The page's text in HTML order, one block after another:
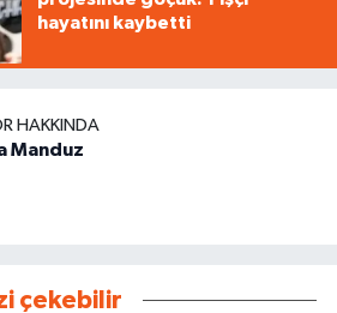
hayatını kaybetti
HAKKINDA
Manduz
çekebilir